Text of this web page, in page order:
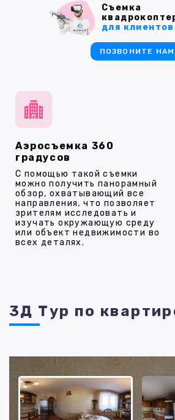
Аэросъемка 360
градусов
С помощью такой съемки
можно получить панорамный
обзор, охватывающий все
направления, что позволяет
зрителям исследовать и
изучать окружающую среду
или объект недвижимости во
всех деталях.
Съемка
для
ПОЗВОНИТЕ НАМ
3Д Тур по